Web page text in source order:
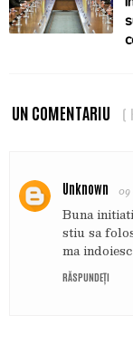
UN COMENTARIU (
Unknown 09
Buna
stiu sa
ma
RĂSPUNDEȚI